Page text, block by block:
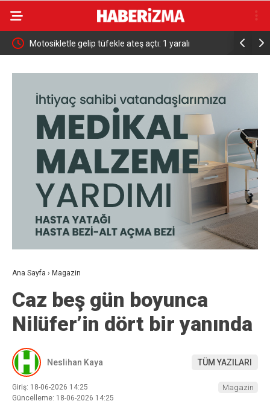
Motosikletle gelip tüfekle ateş açtı: 1 yaralı Gülaven
Ana Sayfa › Magazin
Caz beş gün boyunca
Nilüfer’in dört bir yanında
Neslihan Kaya TÜM YAZILARI
Giriş: 18-06-2026 14:25
Güncelleme: 18-06-2026 14:25
Magazin